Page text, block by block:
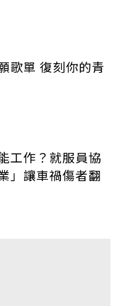
歌單 復刻你的青
工作？就服員協
」讓車禍傷者翻